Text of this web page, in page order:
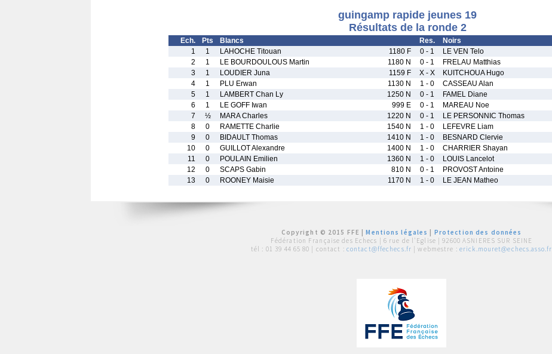
guingamp rapide jeunes 19
Résultats de la ronde 2
Ech. Pts Blancs Res. Noirs
1
1 LAHOCHE Titouan 1180 F 0 - 1 LE VEN Telo
2
1 LE BOURDOULOUS Martin 1180 N 0 - 1 FRELAU Matthias
3
1 LOUDIER Juna 1159 F X - X KUITCHOUA Hugo
4
1 PLU Erwan 1130 N 1 - 0 CASSEAU Alan
5
1 LAMBERT Chan Ly 1250 N 0 - 1 FAMEL Diane
6
1 LE GOFF Iwan 999 E 0 - 1 MAREAU Noe
7
½ MARA Charles 1220 N 0 - 1 LE PERSONNIC Thomas
8
0 RAMETTE Charlie 1540 N 1 - 0 LEFEVRE Liam
9
0 BIDAULT Thomas 1410 N 1 - 0 BESNARD Clervie
10
0 GUILLOT Alexandre 1400 N 1 - 0 CHARRIER Shayan
11
0 POULAIN Emilien 1360 N 1 - 0 LOUIS Lancelot
12
0 SCAPS Gabin 810 N 0 - 1 PROVOST Antoine
13
0 ROONEY Maisie 1170 N 1 - 0 LE JEAN Matheo
Copyright © 2015 FFE |Mentions légales
Protection des données
Fédération Française des Echecs | 6 rue de l'Eglise | 92600 ASNIERES SUR SEINE
tél : 01 39 44 65 80 | contact : contact@ffechecs.fr | webmestre : erick.mouret@echecs.asso.fr